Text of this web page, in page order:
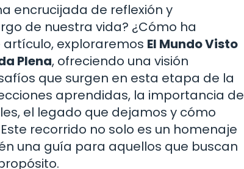
encrucijada de reflexión y
de nuestra vida? ¿Cómo ha
exploraremos El Mundo Visto
Plena, ofreciendo una visión
que surgen en esta etapa de la
aprendidas, la importancia de
el legado que dejamos y cómo
recorrido no solo es un homenaje
una guía para aquellos que buscan